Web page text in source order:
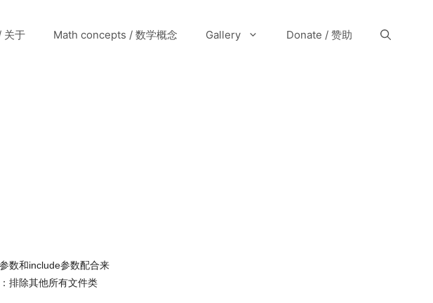
关于 Math concepts / 数学概念 Gallery Donate / 赞助
数和include参数配合来
排除其他所有文件类